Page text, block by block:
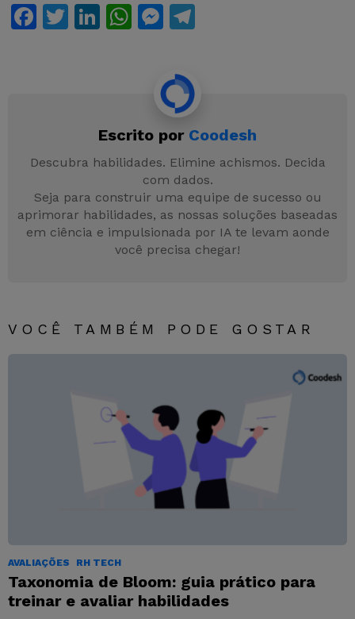
F
o
k
T
Li
n
W
p
p
M
s
s
e
n
g
er
m
Escrito por Coodesh
Descubra habilidades. Elimine achismos. Decida
com dados.
Seja para construir uma equipe de sucesso ou
aprimorar habilidades, as nossas soluções baseadas
em ciência e impulsionada por IA te levam aonde
você precisa chegar!
VOCÊ TAMBÉM PODE GOSTAR
AVALIAÇÕES RH TECH
Taxonomia de Bloom: guia prático para
treinar e avaliar habilidades